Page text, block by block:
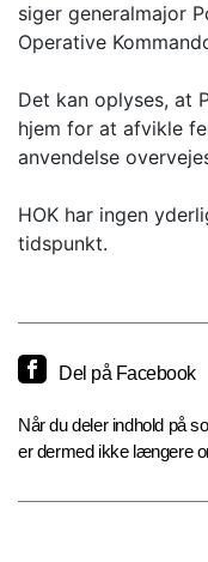
siger generalmajor
Operative
Det kan oplyses, at
hjem for at afvikle
anvendelse
HOK har ingen
tidspunkt.
Del på Facebook
Når du deler indhold på
er dermed ikke længere